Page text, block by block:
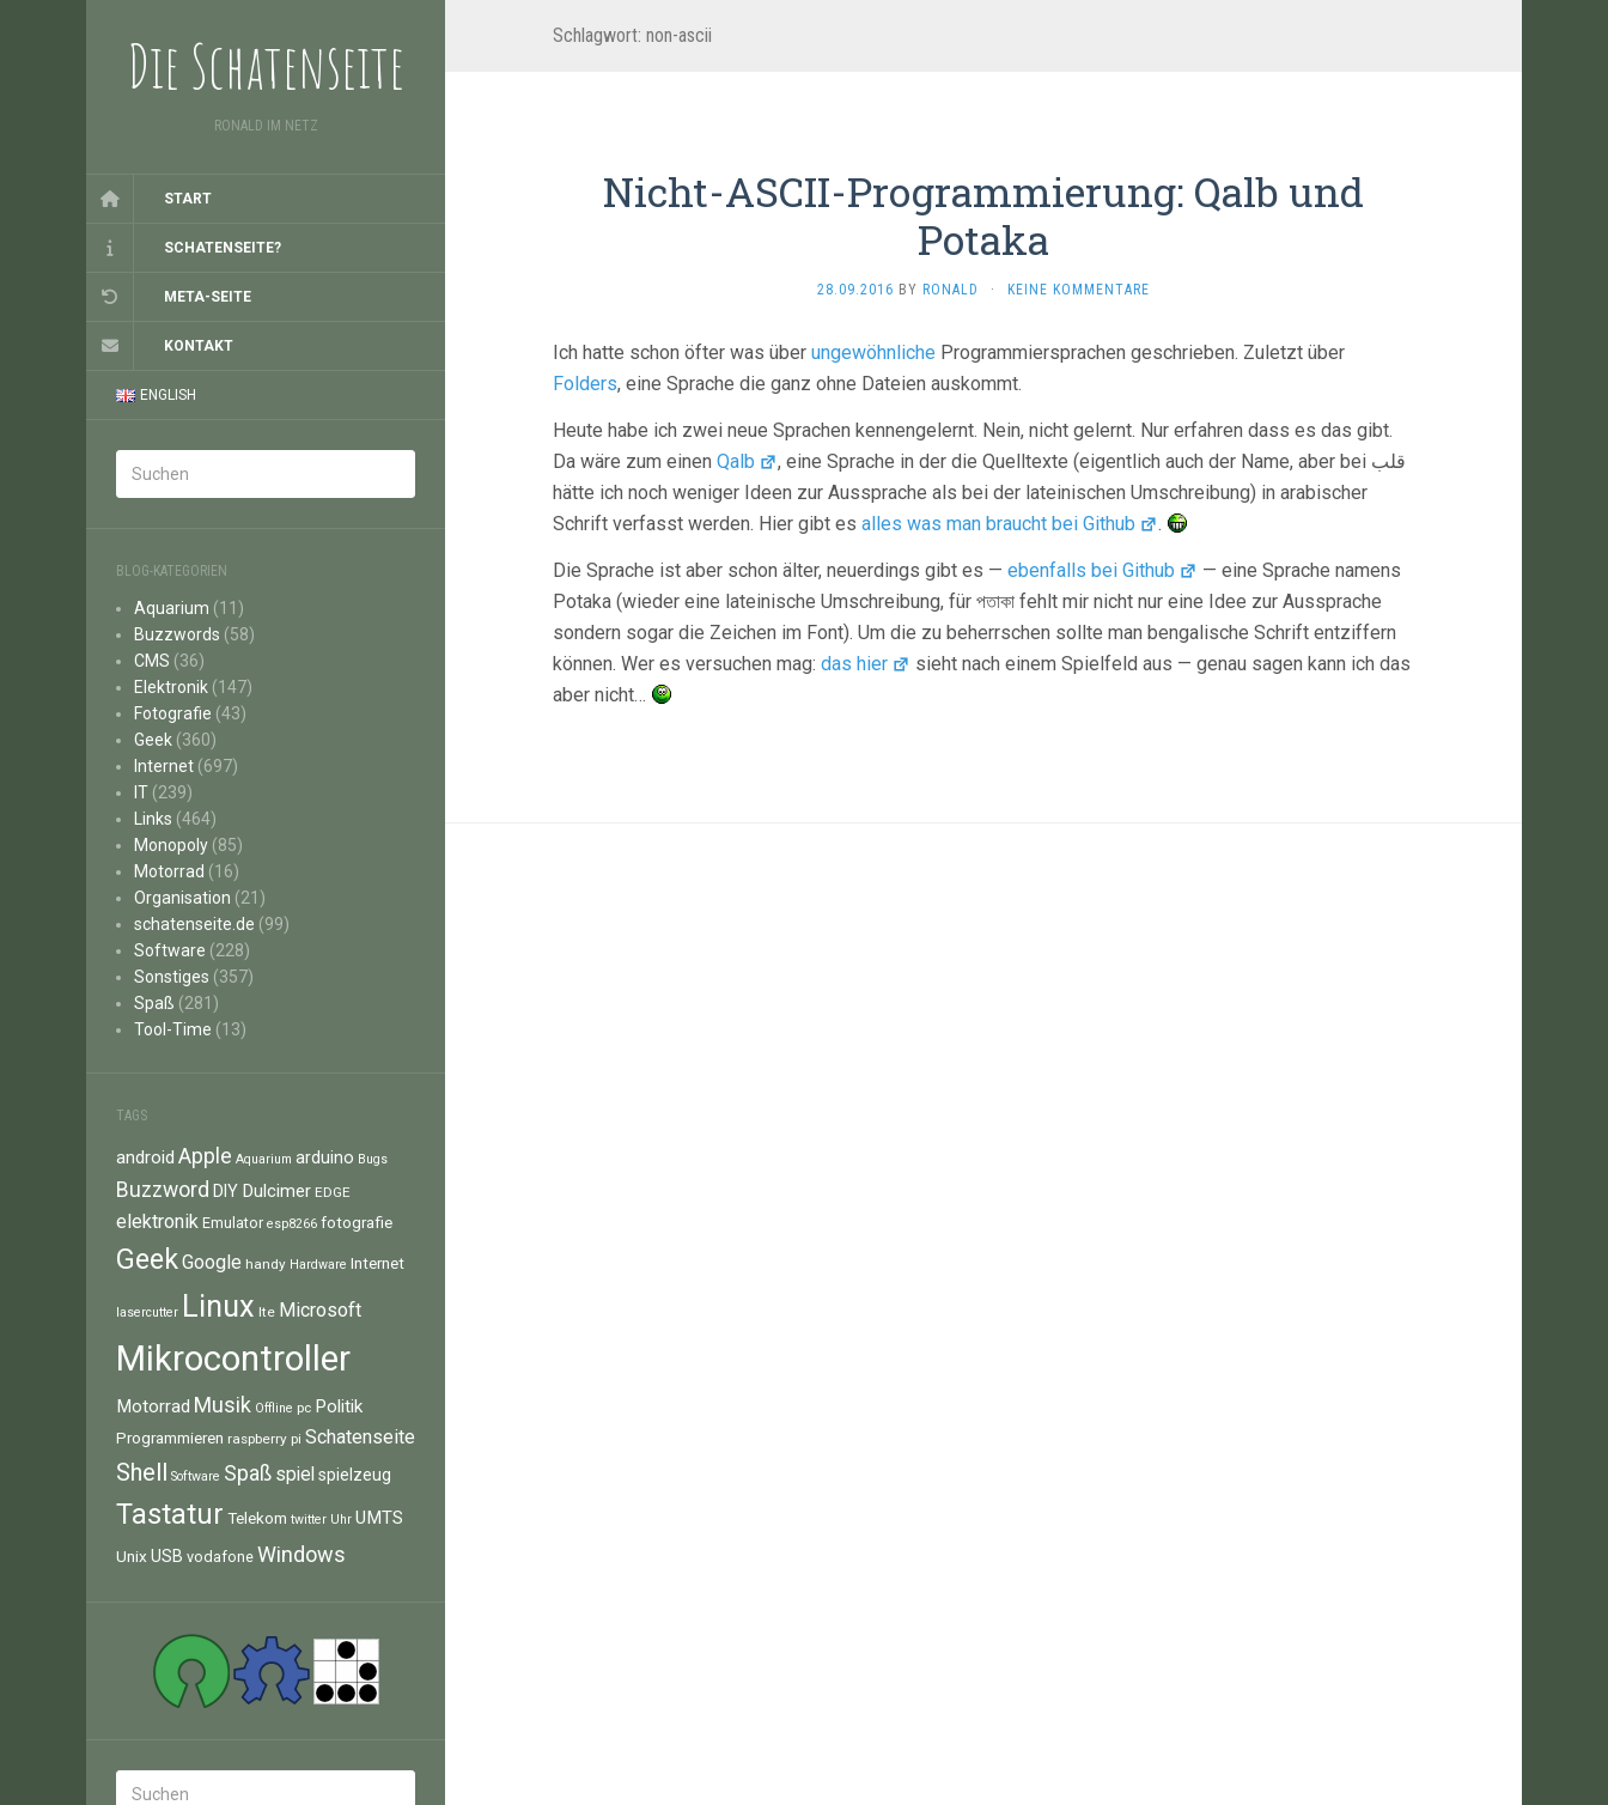
Die Schatenseite
RONALD IM NETZ
START
SCHATENSEITE?
META-SEITE
KONTAKT
ENGLISH
BLOG-KATEGORIEN
Aquarium (11)
Buzzwords (58)
CMS (36)
Elektronik (147)
Fotografie (43)
Geek (360)
Internet (697)
IT (239)
Links (464)
Monopoly (85)
Motorrad (16)
Organisation (21)
schatenseite.de (99)
Software (228)
Sonstiges (357)
Spaß (281)
Tool-Time (13)
TAGS
android Apple Aquarium arduino Bugs
Buzzword DIY Dulcimer EDGE
elektronik Emulator esp8266 fotografie
GeekGoogle handy Hardware Internet
lasercutter Linux lte Microsoft
Mikrocontroller
Motorrad Musik Offline pc Politik
Programmieren raspberry pi Schatenseite
Shell Software Spaß spiel spielzeug
Tastatur Telekom twitter Uhr UMTS
Unix USB vodafone Windows
Schlagwort: non-ascii
Nicht-ASCII-Programmierung: Qalb und
Potaka
28.09.2016 BY RONALD · KEINE KOMMENTARE
Ich hatte schon öfter was über ungewöhnliche Programmiersprachen geschrieben. Zuletzt über
Folders, eine Sprache die ganz ohne Dateien auskommt.
Heute habe ich zwei neue Sprachen kennengelernt. Nein, nicht gelernt. Nur erfahren dass es das gibt.
Da wäre zum einen Qalb
, eine Sprache in der die Quelltexte (eigentlich auch der Name, aber bei قلب
hätte ich noch weniger Ideen zur Aussprache als bei der lateinischen Umschreibung) in arabischer
Schrift verfasst werden. Hier gibt es alles was man braucht bei Github .
Die Sprache ist aber schon älter, neuerdings gibt es — ebenfalls bei Github
— eine Sprache namens
Potaka (wieder eine lateinische Umschreibung, für পতাকা fehlt mir nicht nur eine Idee zur Aussprache
sondern sogar die Zeichen im Font). Um die zu beherrschen sollte man bengalische Schrift entziffern
können. Wer es versuchen mag: das hier
sieht nach einem Spielfeld aus — genau sagen kann ich das
aber nicht…